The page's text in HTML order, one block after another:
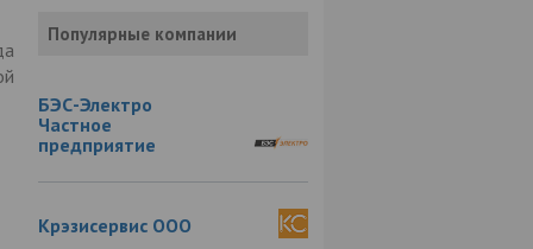
Популярные компании
БЭС-Электро
Частное
предприятие
Крэзисервис ООО